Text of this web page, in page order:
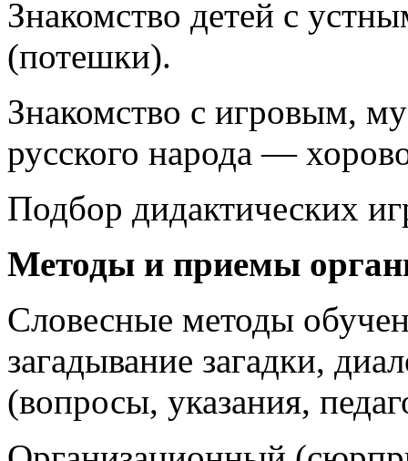
Знакомство детей с
(потешки).
Знакомство с игровым,
русского народа —
Подбор дидактических
Методы и приемы
Словесные методы
загадывание загадки,
(вопросы, указания,